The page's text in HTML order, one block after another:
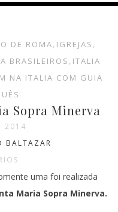
DE ROMA, IGREJAS ,
BRASILEIROS , ITALIA
NA ITALIA COM GUIA
Sopra Minerva
2014
BALTAZAR
uma foi realizada
Maria Sopra Minerva.